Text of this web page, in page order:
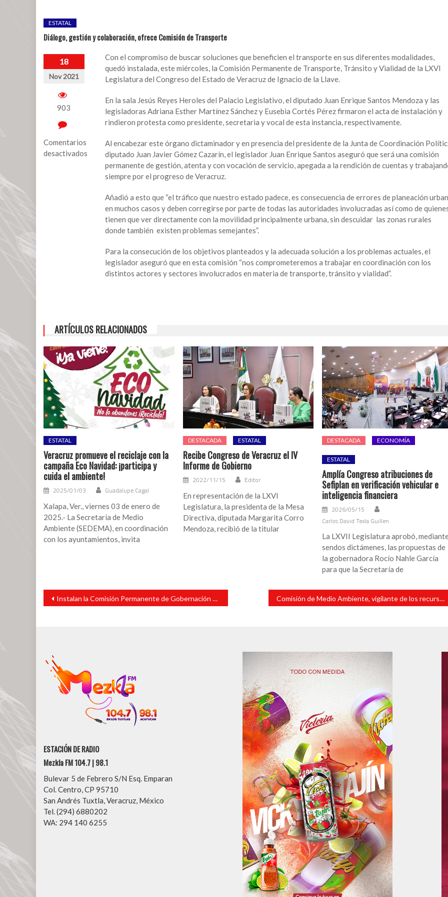
ESTATAL
Diálogo, gestión y colaboración, ofrece Comisión de Transporte
18
Nov 2021
903
Comentarios
desactivados
Con el compromiso de buscar soluciones que beneficien el transporte en sus diferentes modalidades,
quedó instalada, este miércoles, la Comisión Permanente de Transporte, Tránsito y Vialidad de la LXVI
Legislatura del Congreso del Estado de Veracruz de Ignacio de la Llave.
En la sala Jesús Reyes Heroles del Palacio Legislativo, el diputado Juan Enrique Santos Mendoza y las
legisladoras Adriana Esther Martínez Sánchez y Eusebia Cortés Pérez firmaron el acta de instalación y
rindieron protesta como presidente, secretaria y vocal de esta instancia, respectivamente.
Al encabezar este órgano dictaminador y en presencia del presidente de la Junta de Coordinación
diputado Juan Javier Gómez Cazarín, el legislador Juan Enrique Santos aseguró que será una comisión
permanente de gestión, atenta y con vocación de servicio, apegada a la rendición de cuentas y
siempre por el progreso de Veracruz.
Añadió a esto que “el tráfico que nuestro estado padece, es consecuencia de errores de planeación
en muchos casos y deben corregirse por parte de todas las autoridades involucradas así como de
tienen que ver directamente con la movilidad principalmente urbana, sin descuidar las zonas rurales
donde también existen problemas semejantes”.
Para la consecución de los objetivos planteados y la adecuada solución a los problemas actuales, el
legislador aseguró que en esta comisión “nos comprometeremos a trabajar en coordinación con los
distintos actores y sectores involucrados en materia de transporte, tránsito y vialidad”.
ARTÍCULOS RELACIONADOS
ESTATAL
Veracruz promueve el reciclaje con la
campaña Eco Navidad: ¡participa y
cuida el ambiente!
2025/01/03 Guadalupe Cagal
Xalapa, Ver., viernes 03 de enero de
2025.- La Secretaría de Medio
Ambiente (SEDEMA), en coordinación
con los ayuntamientos, invita
DESTACADA ESTATAL
Recibe Congreso de Veracruz el IV
Informe de Gobierno
2022/11/15 Editor
En representación de la LXVI
Legislatura, la presidenta de la Mesa
Directiva, diputada Margarita Corro
Mendoza, recibió de la titular
DESTACADA ECONOMÍA
ESTATAL
Amplía Congreso atribuciones de
Sefiplan en verificación vehicular e
inteligencia financiera
2026/05/15
Carlos David Texla Guillen
La LXVII Legislatura aprobó,
sendos dictámenes, las propuestas de
la gobernadora Rocío Nahle García
para que la Secretaría de
Navegación
entradas
Instalan la Comisión Permanente de Gobernación del Congreso local Comisión de Medio Ambiente, vigilante de los recursos naturales de Veracruz
ESTACIÓN DE RADIO
Mezkla FM 104.7 | 98.1
Bulevar 5 de Febrero S/N Esq. Emparan
Col. Centro, CP 95710
San Andrés Tuxtla, Veracruz, México
Tel. (294) 6880202
WA: 294 140 6255